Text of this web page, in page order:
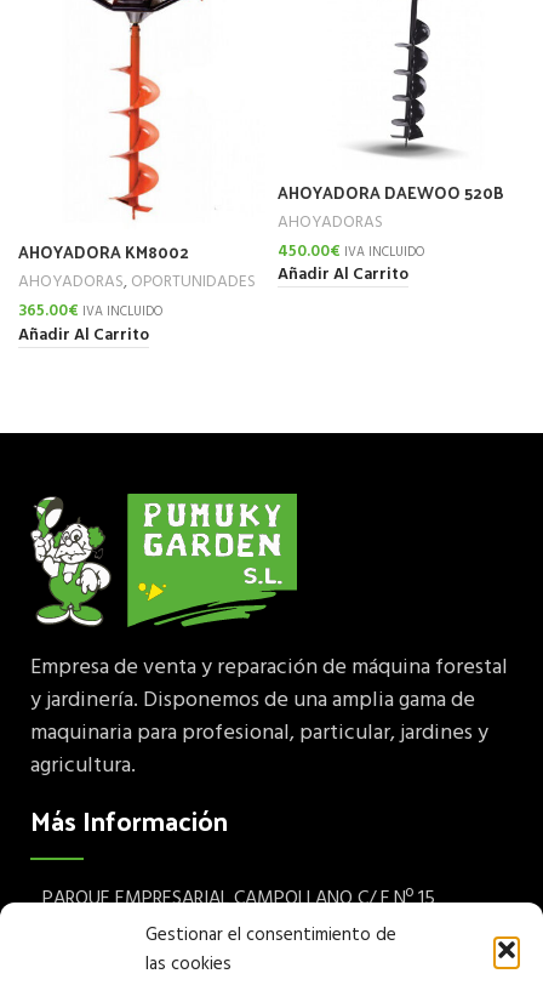
Gestionar el consentimiento de
las cookies
AHOYADORA KM8002
AHOYADORAS,OPORTUNIDADES
365.00€ IVA INCLUIDO
Añadir Al Carrito
AHOYADORA DAEWOO 520B
AHOYADORAS
450.00€ IVA INCLUIDO
Añadir Al Carrito
Empresa de venta y reparación de máquina forestal
y jardinería. Disponemos de una amplia gama de
maquinaria para profesional, particular, jardines y
agricultura.
Más Información
PARQUE EMPRESARIAL CAMPOLLANO C/ F Nº 15
Albacete 02007 España
Teléfono: (+34) 967 24 68 72